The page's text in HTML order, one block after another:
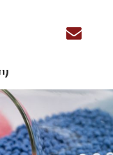
(International